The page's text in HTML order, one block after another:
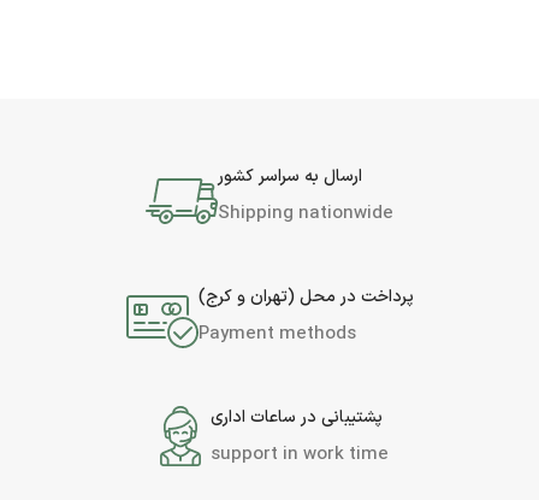
ارسال به سراسر کشور
Shipping nationwide
پرداخت در محل (تهران و کرج)
Payment methods
پشتیبانی در ساعات اداری
support in work time